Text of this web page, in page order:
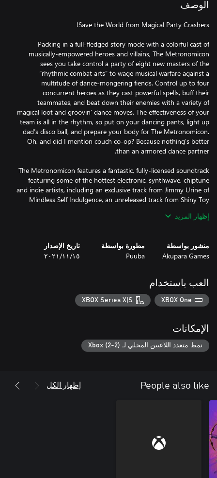
الوصف
Packing in a full-fledged story mode with a colorful cast of
musically-empowered heroes and villains, The Metronomicon
sees you take control a party of eight new masters of the
“rhythmic combat arts” to wage musical warfare against a
multitude of dance-mongering fiends. Control up to four
concurrent heroes as they cast powerful spells, buff their
teammates, and beat down their enemies with a variety of
magical loot and groovin’ dance moves. The effectiveness of your
team is all in the rhythm, so put on your dancing pants, light up
dad’s disco ball, and prepare your body for The Metronomicon.
Oh, and did I mention couch co-op? Because nothing's better
The Metronomicon features a fantastic, fully-licensed soundtrack
featuring some of the hottest electronic, synthwave, chiptune
and indie artists, including an exclusive track from Jimmy Urine of
Mindless Self Indulgence, an unreleased track from Shiny Toy
CUTMAN, and many, many more. As much a soundscape as it is
إظهار المزيد
منشور بواسطة
Akupara Games
مطورة بواسطة
Puuba
تاريخ الإصدار
١٥‏/١١‏/٢٠٢١
العب باستخدام
XBOX One
XBOX Series X|S
الإمكانات
نمط متعدد اللاعبين المحلي لـ Xbox (2-2)
People also like إظهار الكل